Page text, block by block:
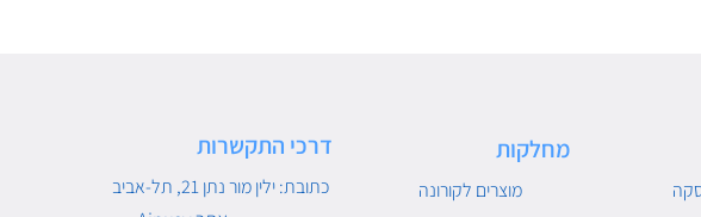
דרכי התקשרות
כתובת: ילין מור נתן 21, תל-אביב
מחלקות
מוצרים לקורונה